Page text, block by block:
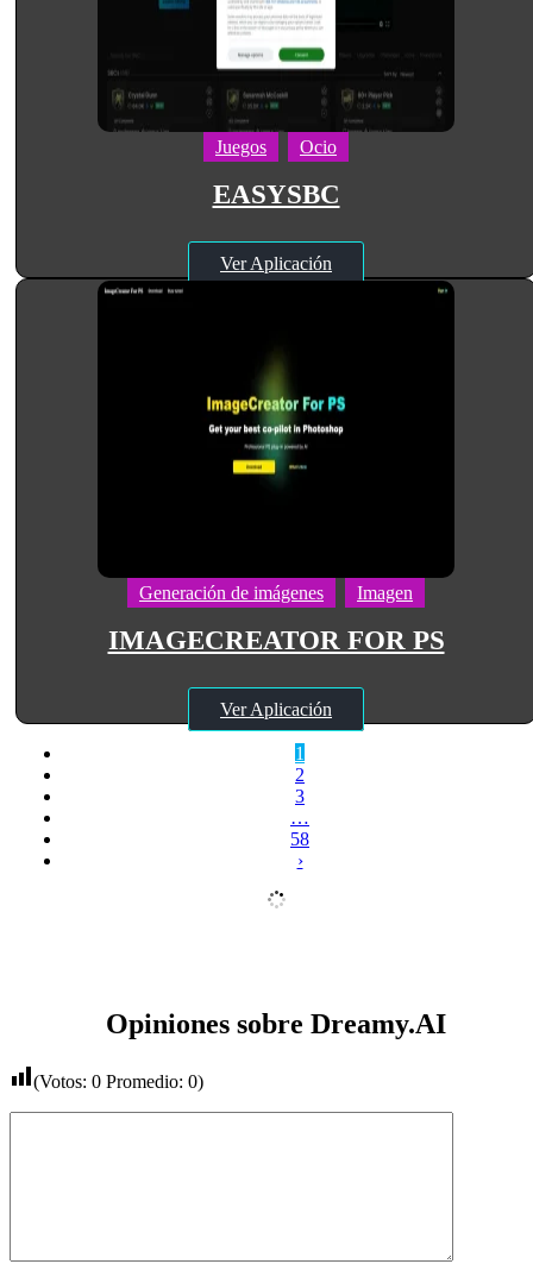
Juegos Ocio
EASYSBC
Ver Aplicación
Generación de imágenes Imagen
IMAGECREATOR FOR PS
Ver Aplicación
1
2
3
…
58
›
Opiniones sobre Dreamy.AI
(Votos: 0 Promedio: 0)